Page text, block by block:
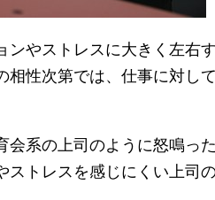
ンやストレスに大きく左右
相性次第では、仕事に対し
会系の上司のように怒鳴っ
トレスを感じにくい上司